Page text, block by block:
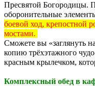
Пресвятой Богородицы.
оборонительные
боевой ход, крепостной
мостами.
Сможете вы «заглянуть
копию трёхэтажного
красным крылечком,
Комплексный обед в